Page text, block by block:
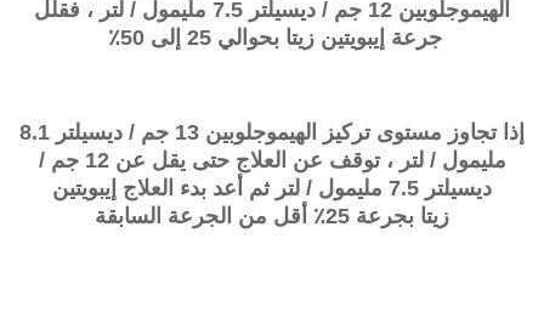
الهيموجلوبين 12 جم / ديسيلتر 7.5 مليمول / لتر ، فقلل
جرعة إيبويتين زيتا بحوالي 25 إلى 50٪
إذا تجاوز مستوى تركيز الهيموجلوبين 13 جم / ديسيلتر 8.1
مليمول / لتر ، توقف عن العلاج حتى يقل عن 12 جم /
ديسيلتر 7.5 مليمول / لتر ثم أعد بدء العلاج إيبويتين
زيتا بجرعة 25٪ أقل من الجرعة السابقة